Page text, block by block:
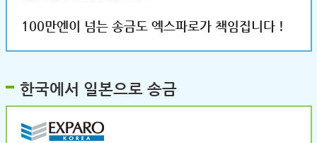
100만엔이 넘는 송금도 엑스파로가 책임집니다！
한국에서 일본으로 송금